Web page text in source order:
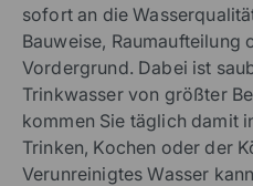
sofort an die
Bauweise,
Vordergrund. Dabei ist
Trinkwasser von größter
kommen Sie täglich damit
Trinken, Kochen oder der
Verunreinigtes Wasser